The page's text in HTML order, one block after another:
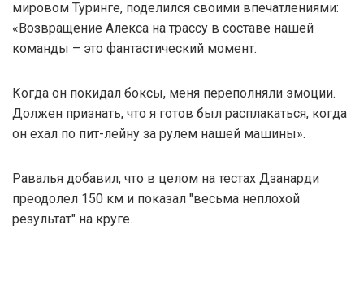
мировом Туринге, поделился своими впечатлениями:
«Возвращение Алекса на трассу в составе нашей
команды – это фантастический момент.
Когда он покидал боксы, меня переполняли эмоции.
Должен признать, что я готов был расплакаться, когда
он ехал по пит-лейну за рулем нашей машины».
Равалья добавил, что в целом на тестах Дзанарди
преодолел 150 км и показал "весьма неплохой
результат" на круге.